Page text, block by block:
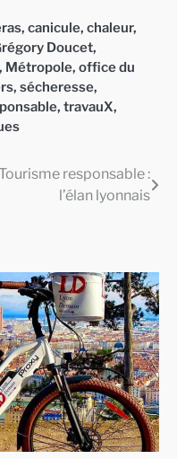
, canicule, chaleur,
Doucet,
, Métropole, office du
, sécheresse,
, travauX,
responsable :
l’élan lyonnais